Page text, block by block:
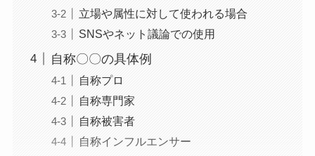
立場や属性に対して使われる場合
SNSやネット議論での使用
自称〇〇の具体例
自称プロ
自称専門家
自称被害者
自称インフルエンサー